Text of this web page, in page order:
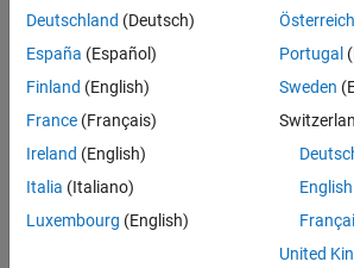
Name—Name of data type
Simulink
character vector
Indication that
contains
trueor
Indication that
Deutschland (Deutsch)
España (Español)
Finland (English)
France (Français)
Ireland (English)
Italia (Italiano)
Luxembourg (English)
Österreich
Portugal
Sweden
English
United